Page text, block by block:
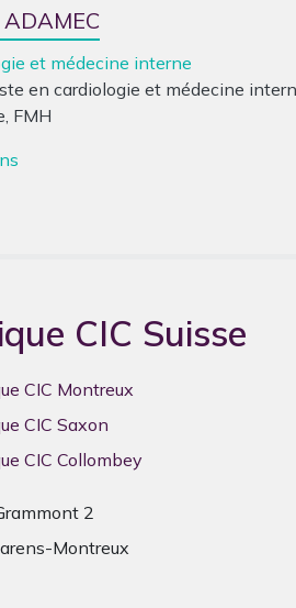
ADAMEC
et médecine interne
en cardiologie et médecine
FMH
CIC Suisse
CIC Montreux
CIC Saxon
CIC Collombey
2
Montreux